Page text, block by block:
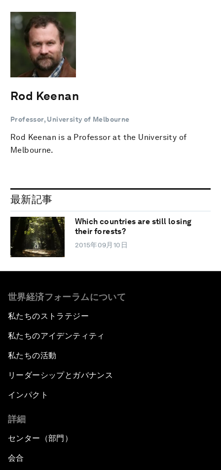
Rod Keenan
Professor, University of Melbourne
Rod Keenan is a Professor at the University of
Melbourne.
最新記事
Which countries are still losing
their forests?
2015年09月10日
世界経済フォーラムについて
私たちのストラテジー
私たちのアイデンティティ
私たちの活動
リーダーシップとガバナンス
インパクト
詳細
センター（部門）
会合